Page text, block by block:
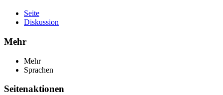
Seite
Diskussion
Mehr
Mehr
Sprachen
Seitenaktionen